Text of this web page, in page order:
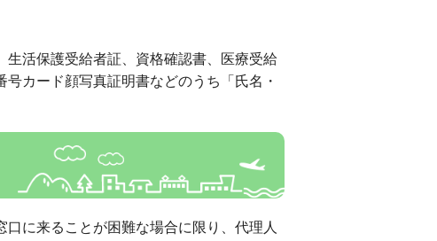
活保護受給者証、資格確認書、医療受給
カード顔写真証明書などのうち「氏名・
に来ることが困難な場合に限り、代理人